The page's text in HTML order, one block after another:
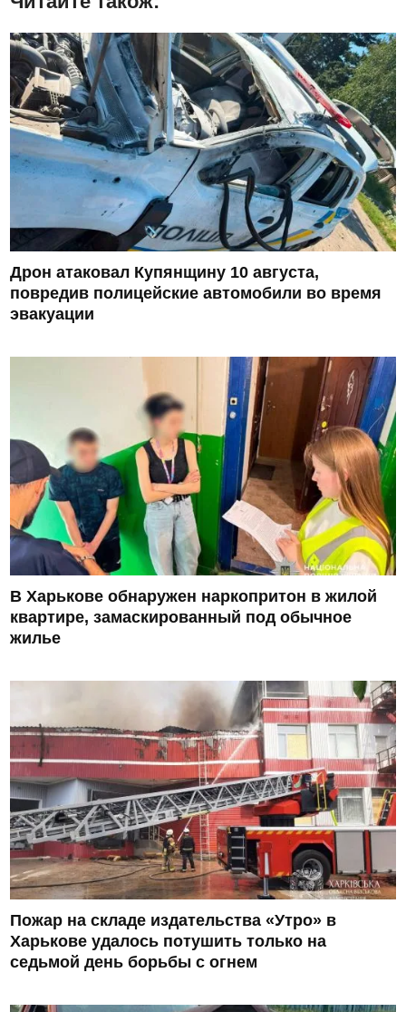
Дрон атаковал Купянщину 10 августа,
повредив полицейские автомобили во время
эвакуации
В Харькове обнаружен наркопритон в жилой
квартире, замаскированный под обычное
жилье
Пожар на складе издательства «Утро» в
Харькове удалось потушить только на
седьмой день борьбы с огнем